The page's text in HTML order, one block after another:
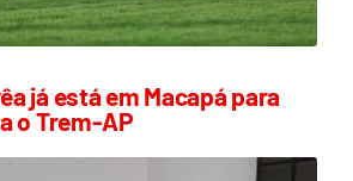
já está em Macapá para
o Trem-AP